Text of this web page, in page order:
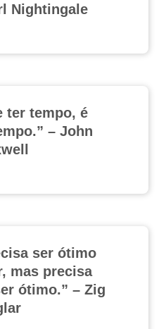
Nightingale
ter tempo, é
– John
ser ótimo
mas precisa
ótimo.” – Zig